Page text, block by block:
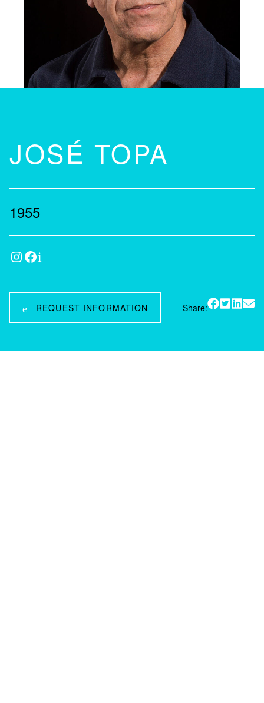
JOSÉ TOPA
1955
Instagram Facebook IMDb
REQUEST INFORMATION Share: